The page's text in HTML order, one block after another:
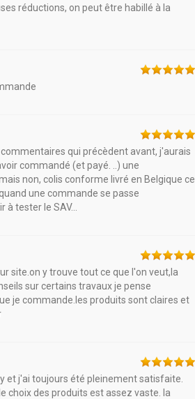
réductions, on peut être habillé à la
qui précèdent avant, j'aurais
commandé (et payé. ..) une
non, colis conforme livré en Belgique ce
une commande se passe
tester le SAV...
site.on y trouve tout ce que l'on veut,la
sur certains travaux je pense
je commande.les produits sont claires et
et j'ai toujours été pleinement satisfaite.
choix des produits est assez vaste. la